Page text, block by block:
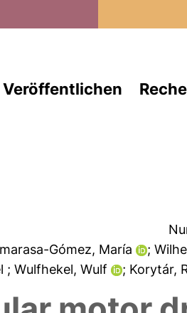
Veröffentlichen
Gómez, María ;
; Wulfhekel, Wulf ; Korytár,